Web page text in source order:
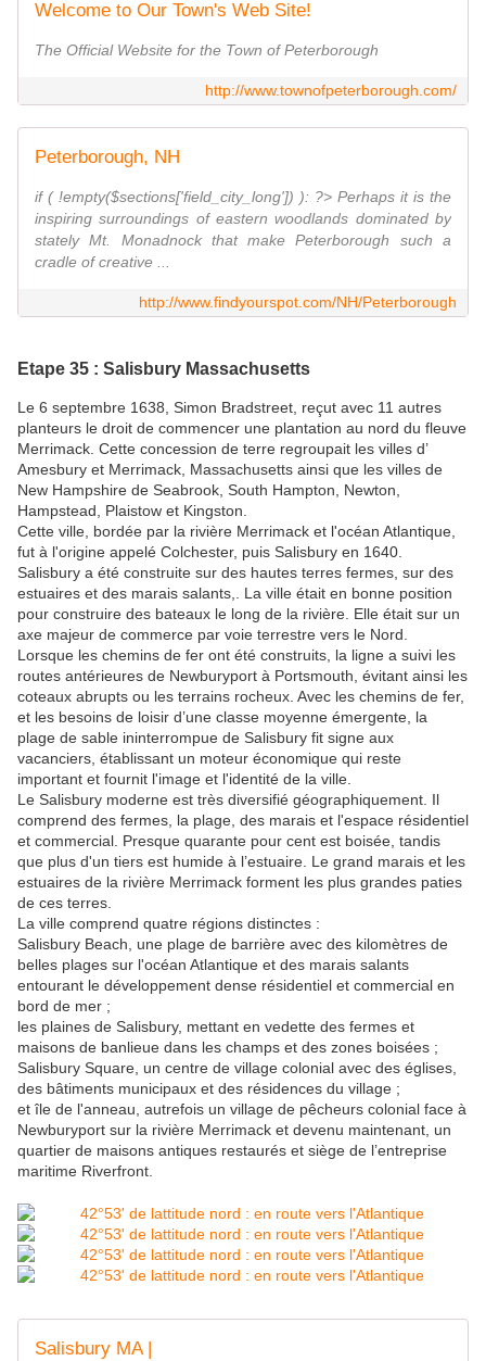
Welcome to Our Town's Web Site!
The Official Website for the Town of Peterborough
http://www.townofpeterborough.com/
Peterborough, NH
if ( !empty($sections['field_city_long']) ): ?> Perhaps it is the
inspiring surroundings of eastern woodlands dominated by
stately Mt. Monadnock that make Peterborough such a
cradle of creative ...
http://www.findyourspot.com/NH/Peterborough
Etape 35 : Salisbury Massachusetts
Le 6 septembre 1638, Simon Bradstreet, reçut avec 11 autres
planteurs le droit de commencer une plantation au nord du fleuve
Merrimack. Cette concession de terre regroupait les villes d’
Amesbury et Merrimack, Massachusetts ainsi que les villes de
New Hampshire de Seabrook, South Hampton, Newton,
Hampstead, Plaistow et Kingston.
Cette ville, bordée par la rivière Merrimack et l'océan Atlantique,
fut à l'origine appelé Colchester, puis Salisbury en 1640.
Salisbury a été construite sur des hautes terres fermes, sur des
estuaires et des marais salants,. La ville était en bonne position
pour construire des bateaux le long de la rivière. Elle était sur un
axe majeur de commerce par voie terrestre vers le Nord.
Lorsque les chemins de fer ont été construits, la ligne a suivi les
routes antérieures de Newburyport à Portsmouth, évitant ainsi les
coteaux abrupts ou les terrains rocheux. Avec les chemins de fer,
et les besoins de loisir d’une classe moyenne émergente, la
plage de sable ininterrompue de Salisbury fit signe aux
vacanciers, établissant un moteur économique qui reste
important et fournit l'image et l'identité de la ville.
Le Salisbury moderne est très diversifié géographiquement. Il
comprend des fermes, la plage, des marais et l'espace résidentiel
et commercial. Presque quarante pour cent est boisée, tandis
que plus d'un tiers est humide à l’estuaire. Le grand marais et les
estuaires de la rivière Merrimack forment les plus grandes paties
de ces terres.
La ville comprend quatre régions distinctes :
Salisbury Beach, une plage de barrière avec des kilomètres de
belles plages sur l'océan Atlantique et des marais salants
entourant le développement dense résidentiel et commercial en
bord de mer ;
les plaines de Salisbury, mettant en vedette des fermes et
maisons de banlieue dans les champs et des zones boisées ;
Salisbury Square, un centre de village colonial avec des églises,
des bâtiments municipaux et des résidences du village ;
et île de l'anneau, autrefois un village de pêcheurs colonial face à
Newburyport sur la rivière Merrimack et devenu maintenant, un
quartier de maisons antiques restaurés et siège de l’entreprise
maritime Riverfront.
Salisbury MA |